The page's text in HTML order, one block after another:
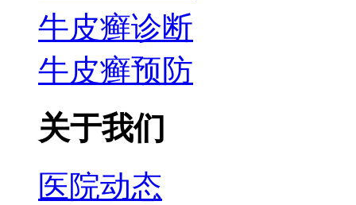
牛皮癣诊断
牛皮癣预防
关于我们
医院动态